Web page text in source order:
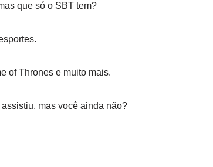
que só o SBT tem?
of Thrones e muito mais.
mas você ainda não?